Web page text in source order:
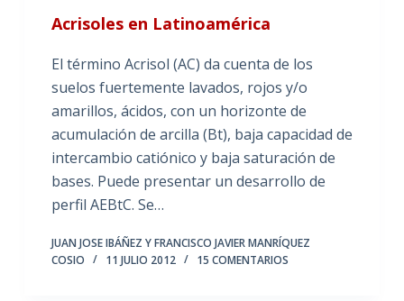
Acrisoles en Latinoamérica
El término Acrisol (AC) da cuenta de los
suelos fuertemente lavados, rojos y/o
amarillos, ácidos, con un horizonte de
acumulación de arcilla (Bt), baja capacidad de
intercambio catiónico y baja saturación de
bases. Puede presentar un desarrollo de
perfil AEBtC. Se…
JUAN JOSE IBÁÑEZ Y FRANCISCO JAVIER MANRÍQUEZ
COSIO
11 JULIO 2012 15 COMENTARIOS